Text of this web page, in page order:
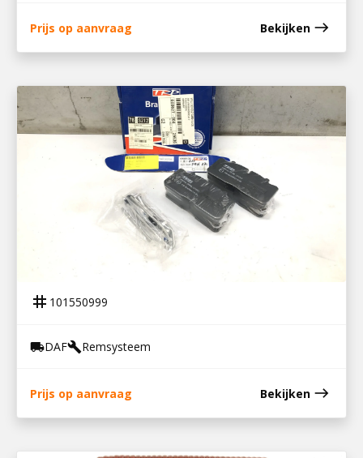
Prijs op aanvraag Bekijken east
101550999
REMBLOKSET TRP
tag 101550999
local_shippingDAFbuildRemsysteem
Prijs op aanvraag Bekijken east